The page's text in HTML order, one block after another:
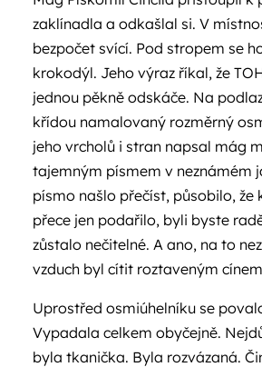
zaklínadla a odkašlal si. V
bezpočet svící. Pod stropem se
krokodýl. Jeho výraz říkal, že
jednou pěkně odskáče. Na
křídou namalovaný rozměrný
jeho vrcholů i stran napsal mág
tajemným písmem v neznámém
písmo našlo přečíst, působilo, že
přece jen podařilo, byli byste
zůstalo nečitelné. A ano, na to
vzduch byl cítit roztaveným
Uprostřed osmiúhelníku se
Vypadala celkem obyčejně.
byla tkanička. Byla rozvázaná.